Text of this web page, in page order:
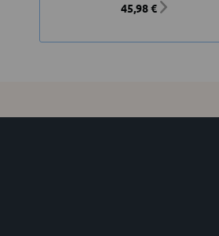
45,98 €